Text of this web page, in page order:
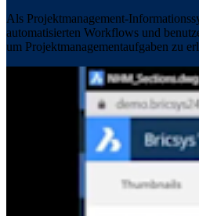
Als Projektmanagement-
automatisierten Workflows und
um Projektmanagementaufgaben zu